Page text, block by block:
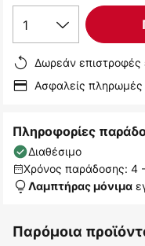
1
Δωρεάν
Ασφαλείς πληρωμές
Πληροφορίες
Διαθέσιμο
Χρόνος παράδοσης: 4
Λαμπτήρας μόνιμα
Παρόμοια